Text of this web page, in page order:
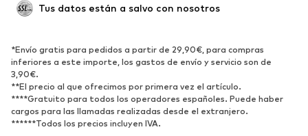
Reciclado
ZAPATOS
Nuevo
Zapatillas de deporte
Botines
Zapatos de tacón y plataforma Botas
Tus datos están a salvo con nosotros
*Envío gratis para pedidos a partir de 29,90€, para compras
inferiores a este importe, los gastos de envío y servicio son de
3,90€.
**El precio al que ofrecimos por primera vez el artículo.
****Gratuito para todos los operadores españoles. Puede haber
cargos para las llamadas realizadas desde el extranjero.
******Todos los precios incluyen IVA.